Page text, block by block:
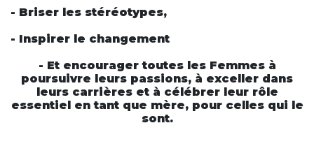
- Briser les stéréotypes,
- Inspirer le changement
- Et encourager toutes les Femmes à
poursuivre leurs passions, à exceller dans
leurs carrières et à célébrer leur rôle
essentiel en tant que mère, pour celles qui le
sont.